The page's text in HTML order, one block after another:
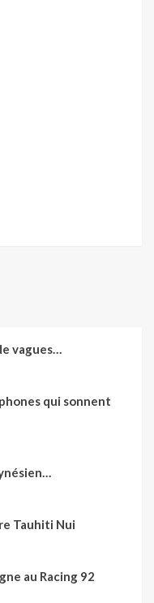
vagues…
qui sonnent
Tauhiti Nui
au Racing 92